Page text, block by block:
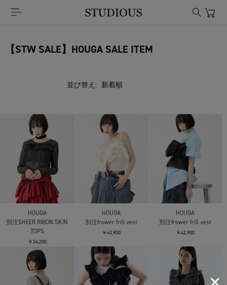
【STW SALE】HOUGA SALE ITEM
並び替え:
HOUGA
別注SHEER RIBON SKIN
TOPS
￥24,200
HOUGA
別注frower frill vest
￥42,900
HOUGA
別注frower frill vest
￥42,900